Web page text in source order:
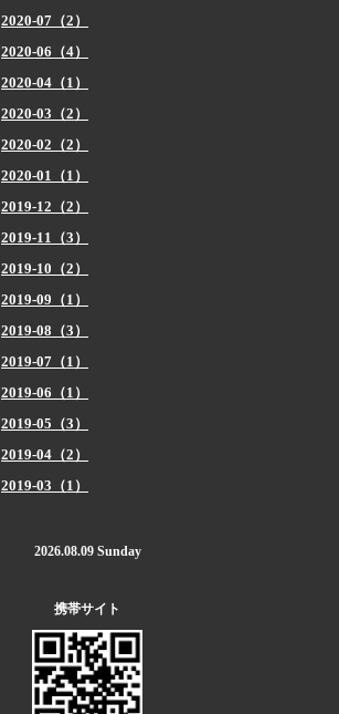
2020-07（2）
2020-06（4）
2020-04（1）
2020-03（2）
2020-02（2）
2020-01（1）
2019-12（2）
2019-11（3）
2019-10（2）
2019-09（1）
2019-08（3）
2019-07（1）
2019-06（1）
2019-05（3）
2019-04（2）
2019-03（1）
2026.08.09 Sunday
携帯サイト